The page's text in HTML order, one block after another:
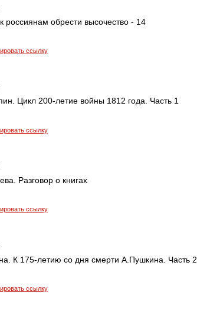
россиянам обрести высочество - 14
ссылку
Цикл 200-летие войны 1812 года. Часть 1
ссылку
Разговор о книгах
ссылку
К 175-летию со дня смерти А.Пушкина. Часть 2
ссылку